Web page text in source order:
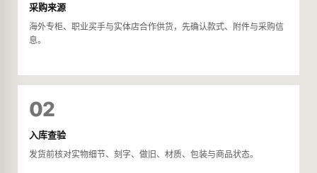
采购来源
海外专柜、职业买手与实体店合作供货，先确认款式、附件与采购信
息。
02
入库查验
发货前核对实物细节、刻字、做旧、材质、包装与商品状态。